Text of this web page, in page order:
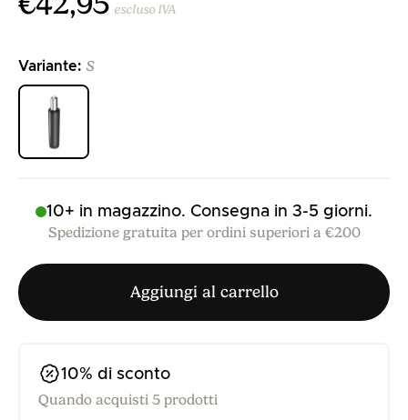
escluso IVA
Variante: S
10+ in magazzino. Consegna in 3-5 giorni.
Spedizione gratuita per ordini superiori a €200
Aggiungi al carrello
10% di sconto
Quando acquisti 5 prodotti